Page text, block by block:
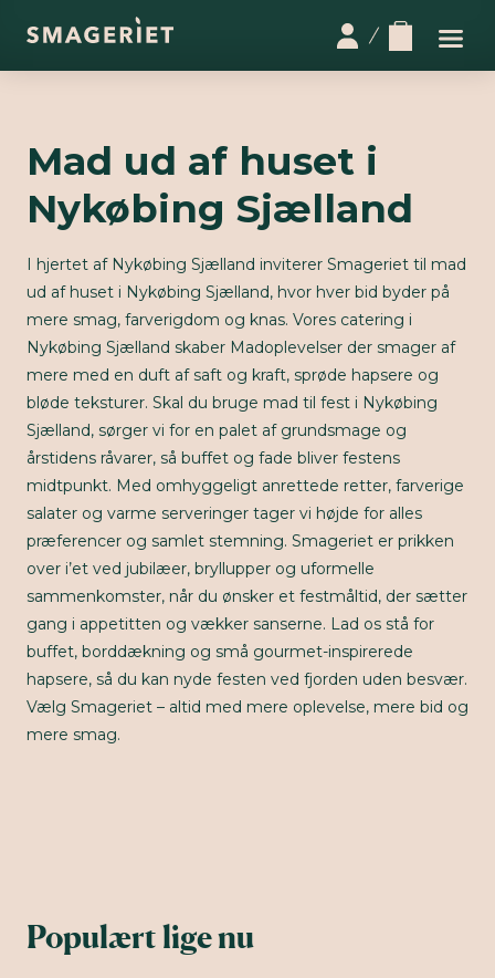
Mad ud af huset i
Nykøbing Sjælland
I hjertet af Nykøbing Sjælland inviterer Smageriet til mad
ud af huset i Nykøbing Sjælland, hvor hver bid byder på
mere smag, farverigdom og knas. Vores catering i
Nykøbing Sjælland skaber Madoplevelser der smager af
mere med en duft af saft og kraft, sprøde hapsere og
bløde teksturer. Skal du bruge mad til fest i Nykøbing
Sjælland, sørger vi for en palet af grundsmage og
årstidens råvarer, så buffet og fade bliver festens
midtpunkt. Med omhyggeligt anrettede retter, farverige
salater og varme serveringer tager vi højde for alles
præferencer og samlet stemning. Smageriet er prikken
over i’et ved jubilæer, bryllupper og uformelle
sammenkomster, når du ønsker et festmåltid, der sætter
gang i appetitten og vækker sanserne. Lad os stå for
buffet, borddækning og små gourmet-inspirerede
hapsere, så du kan nyde festen ved fjorden uden besvær.
Vælg Smageriet – altid med mere oplevelse, mere bid og
mere smag.
Populært lige nu